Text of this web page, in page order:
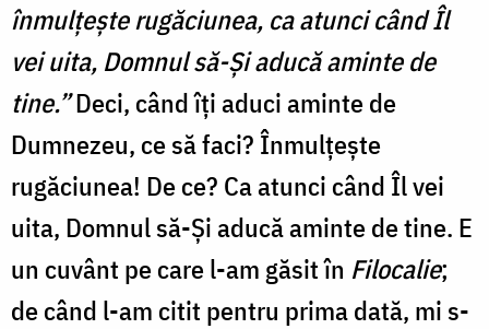
înmulţeşte rugăciunea, ca atunci când Îl
vei uita, Domnul să-Şi aducă aminte de
tine.”Deci, când îţi aduci aminte de
Dumnezeu, ce să faci? Înmulţeşte
rugăciunea! De ce? Ca atunci când Îl vei
uita, Domnul să-Și aducă aminte de tine. E
un cuvânt pe care l-am găsit în Filocalie;
de când l-am citit pentru prima dată, mi s-